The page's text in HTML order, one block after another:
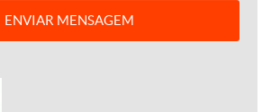
ENVIAR MENSAGEM